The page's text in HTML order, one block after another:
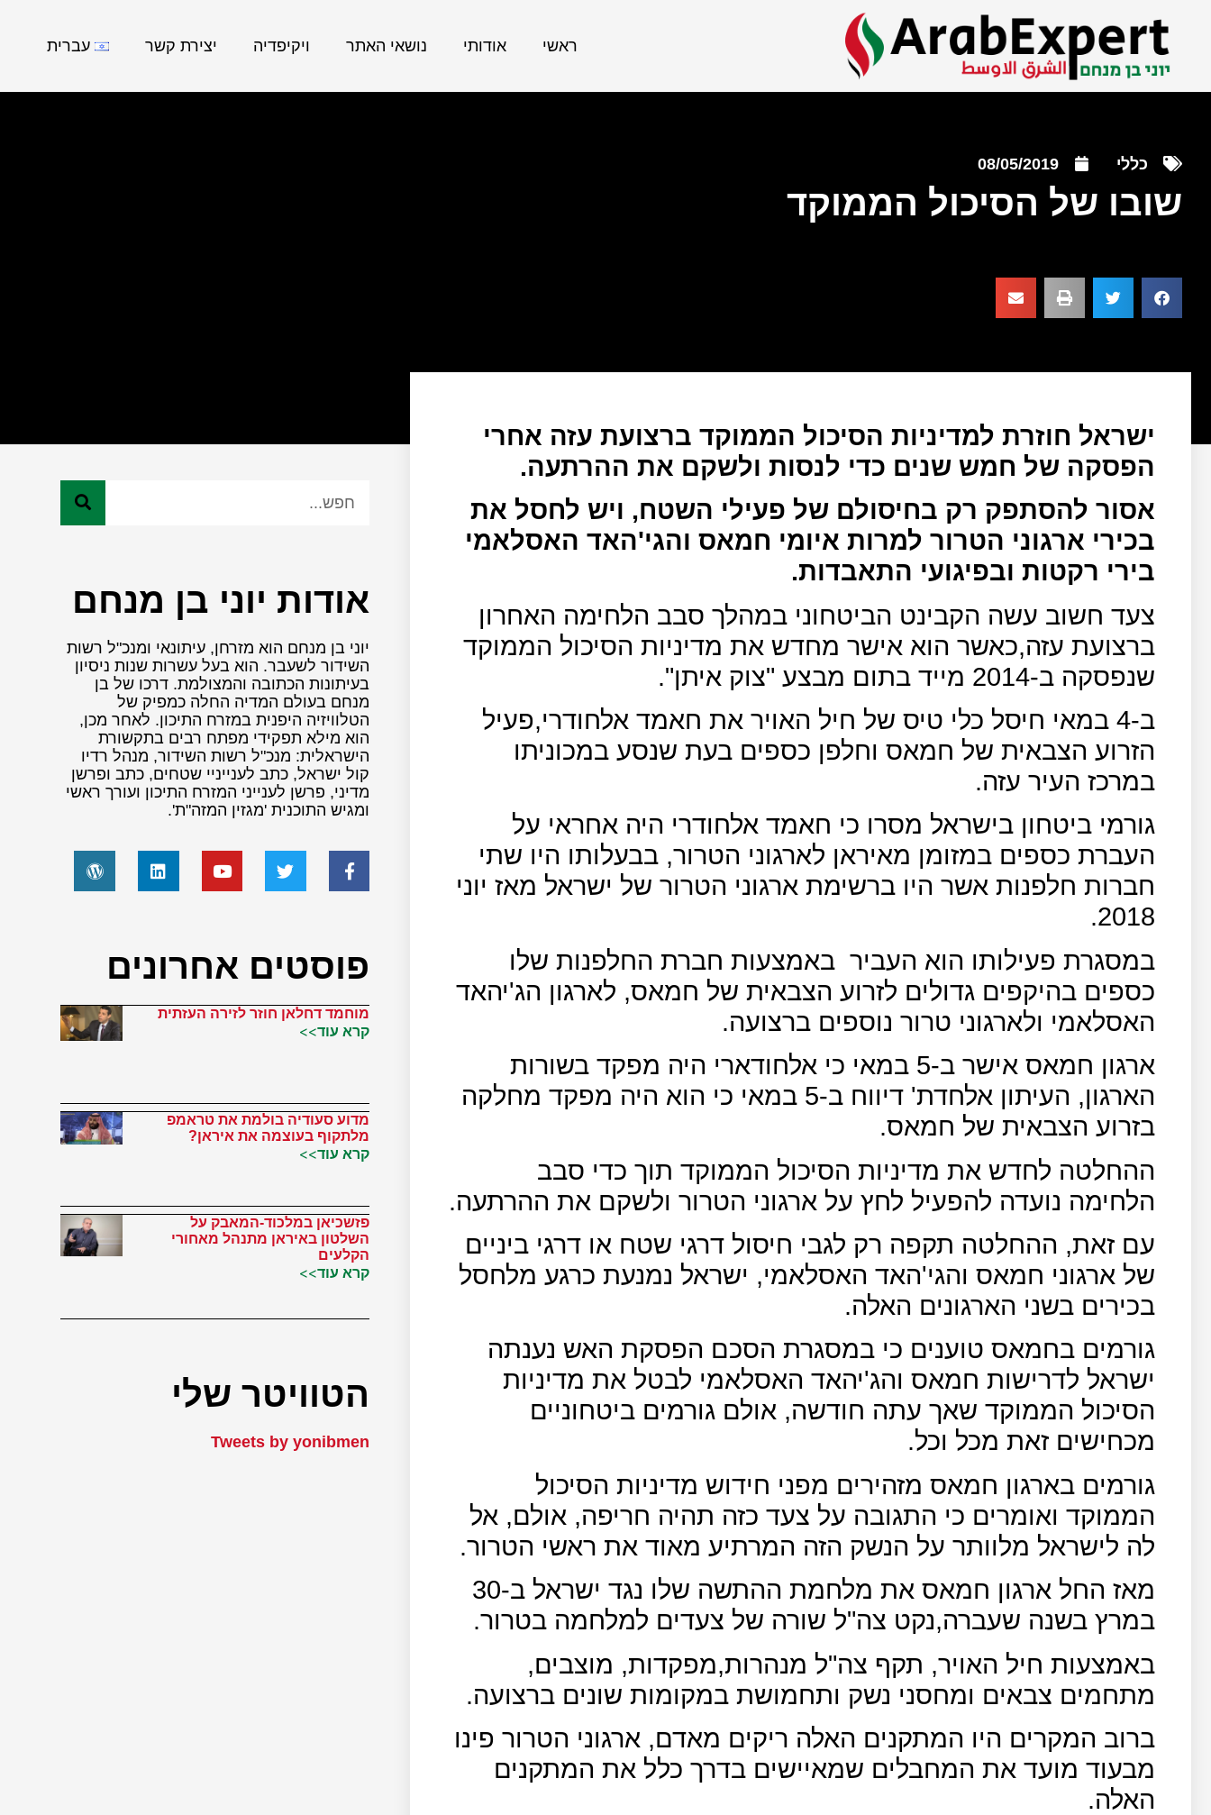
ראשי אודותי נושאי האתר ויקיפדיה יצירת קשר עברית
כללי 08/05/2019
שובו של הסיכול הממוקד
ישראל חוזרת למדיניות הסיכול הממוקד ברצועת עזה אחרי
הפסקה של חמש שנים כדי לנסות ולשקם את ההרתעה.
אסור להסתפק רק בחיסולם של פעילי השטח, ויש לחסל את
בכירי ארגוני הטרור למרות איומי חמאס והגי'האד האסלאמי
בירי רקטות ובפיגועי התאבדות.
צעד חשוב עשה הקבינט הביטחוני במהלך סבב הלחימה האחרון
ברצועת עזה,כאשר הוא אישר מחדש את מדיניות הסיכול הממוקד
שנפסקה ב-2014 מייד בתום מבצע "צוק איתן".
ב-4 במאי חיסל כלי טיס של חיל האויר את חאמד אלחודרי,פעיל
הזרוע הצבאית של חמאס וחלפן כספים בעת שנסע במכוניתו
במרכז העיר עזה.
גורמי ביטחון בישראל מסרו כי חאמד אלחודרי היה אחראי על
העברת כספים במזומן מאיראן לארגוני הטרור, בבעלותו היו שתי
חברות חלפנות אשר היו ברשימת ארגוני הטרור של ישראל מאז יוני
2018.
במסגרת פעילותו הוא העביר באמצעות חברת החלפנות שלו
כספים בהיקפים גדולים לזרוע הצבאית של חמאס, לארגון הג'יהאד
האסלאמי ולארגוני טרור נוספים ברצועה.
ארגון חמאס אישר ב-5 במאי כי אלחודארי היה מפקד בשורות
הארגון, העיתון אלחדת' דיווח ב-5 במאי כי הוא היה מפקד מחלקה
בזרוע הצבאית של חמאס.
ההחלטה לחדש את מדיניות הסיכול הממוקד תוך כדי סבב
הלחימה נועדה להפעיל לחץ על ארגוני הטרור ולשקם את ההרתעה.
עם זאת, ההחלטה תקפה רק לגבי חיסול דרגי שטח או דרגי ביניים
של ארגוני חמאס והגי'האד האסלאמי, ישראל נמנעת כרגע מלחסל
בכירים בשני הארגונים האלה.
גורמים בחמאס טוענים כי במסגרת הסכם הפסקת האש נענתה
ישראל לדרישות חמאס והג'יהאד האסלאמי לבטל את מדיניות
הסיכול הממוקד שאך עתה חודשה, אולם גורמים ביטחוניים
מכחישים זאת מכל וכל.
גורמים בארגון חמאס מזהירים מפני חידוש מדיניות הסיכול
הממוקד ואומרים כי התגובה על צעד כזה תהיה חריפה, אולם, אל
לה לישראל מלוותר על הנשק הזה המרתיע מאוד את ראשי הטרור.
מאז החל ארגון חמאס את מלחמת ההתשה שלו נגד ישראל ב-30
במרץ בשנה שעברה,נקט צה"ל שורה של צעדים למלחמה בטרור.
באמצעות חיל האויר, תקף צה"ל מנהרות,מפקדות, מוצבים,
מתחמים צבאים ומחסני נשק ותחמושת במקומות שונים ברצועה.
ברוב המקרים היו המתקנים האלה ריקים מאדם, ארגוני הטרור פינו
מבעוד מועד את המחבלים שמאיישים בדרך כלל את המתקנים
האלה.
אודות יוני בן מנחם
יוני בן מנחם הוא מזרחן, עיתונאי ומנכ"ל רשות
השידור לשעבר. הוא בעל עשרות שנות ניסיון
בעיתונות הכתובה והמצולמת. דרכו של בן
מנחם בעולם המדיה החלה כמפיק של
הטלוויזיה היפנית במזרח התיכון. לאחר מכן,
הוא מילא תפקידי מפתח רבים בתקשורת
הישראלית: מנכ"ל רשות השידור, מנהל רדיו
קול ישראל, כתב לענייניי שטחים, כתב ופרשן
מדיני, פרשן לענייני המזרח התיכון ועורך ראשי
ומגיש התוכנית 'מגזין המזה"ת'.
פוסטים אחרונים
מוחמד דחלאן חוזר לזירה העזתית
קרא עוד>>
מדוע סעודיה בולמת את טראמפ
מלתקוף בעוצמה את איראן?
קרא עוד>>
פזשכיאן במלכוד-המאבק על
השלטון באיראן מתנהל מאחורי
הקלעים
קרא עוד>>
הטוויטר שלי
Tweets by yonibmen